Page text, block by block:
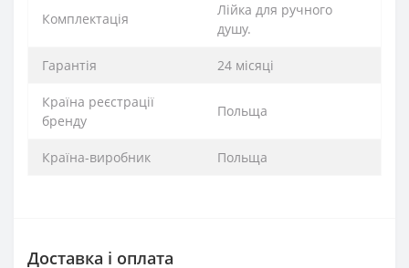
Комплектація
Лійка для ручного
душу.
Гарантія 24 місяці
Країна реєстрації
бренду
Польща
Країна-виробник Польща
Доставка і оплата